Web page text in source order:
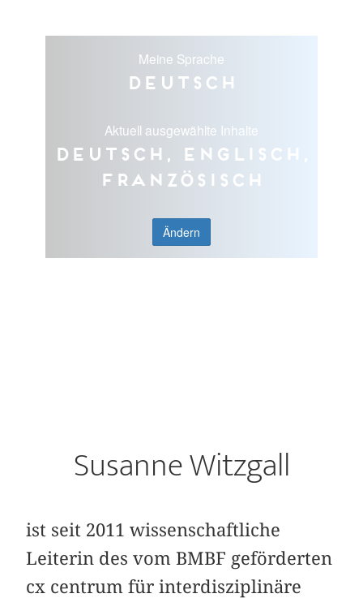
Meine Sprache
Deutsch
Aktuell ausgewählte Inhalte
Deutsch, Englisch,
Französisch
Ändern
Susanne Witzgall
ist seit 2011 wissenschaftliche
Leiterin des vom BMBF geförderten
cx centrum für interdisziplinäre